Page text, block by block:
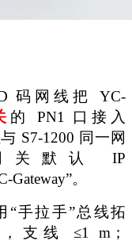
码网线把 YC-
的
PN1 口接入
S7-1200 同一网
网关默认 IP
。
“手拉手”总线拓
支线 ≤1 m；